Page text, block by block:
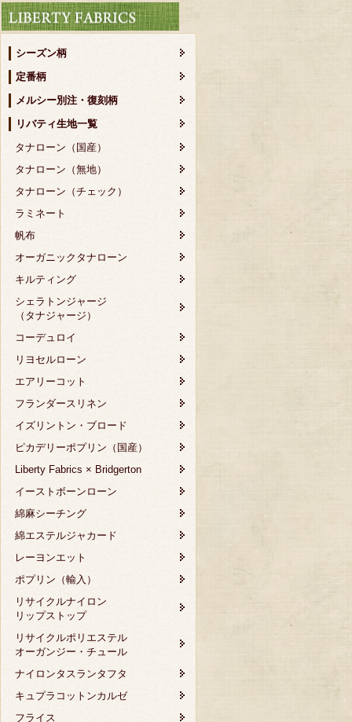
シーズン柄
定番柄
メルシー別注・復刻柄
リバティ生地一覧
タナローン（国産）
タナローン（無地）
タナローン（チェック）
ラミネート
帆布
オーガニックタナローン
キルティング
シェラトンジャージ
（タナジャージ）
コーデュロイ
リヨセルローン
エアリーコット
フランダースリネン
イズリントン・ブロード
ピカデリーポプリン（国産）
Liberty Fabrics × Bridgerton
イーストボーンローン
綿麻シーチング
綿エステルジャカード
レーヨンエット
ポプリン（輸入）
リサイクルナイロン
リップストップ
リサイクルポリエステル
オーガンジー・チュール
ナイロンタスランタフタ
キュプラコットンカルゼ
フライス